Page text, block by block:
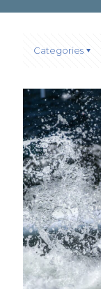
Categories